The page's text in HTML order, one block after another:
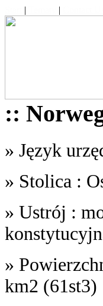
| |
::
» Język
» Stolica :
» Ustrój :
»
km2 (61st3)